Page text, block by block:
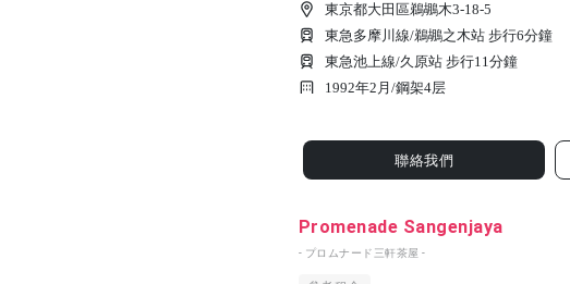
東京都大田區鵜鶘木3-18-5
東急多摩川線/鵜鶘之木站 步行6分鐘
東急池上線/久原站 步行11分鐘
1992年2月/鋼架4层
聯絡我們
Promenade Sangenjaya
- プロムナード三軒茶屋 -